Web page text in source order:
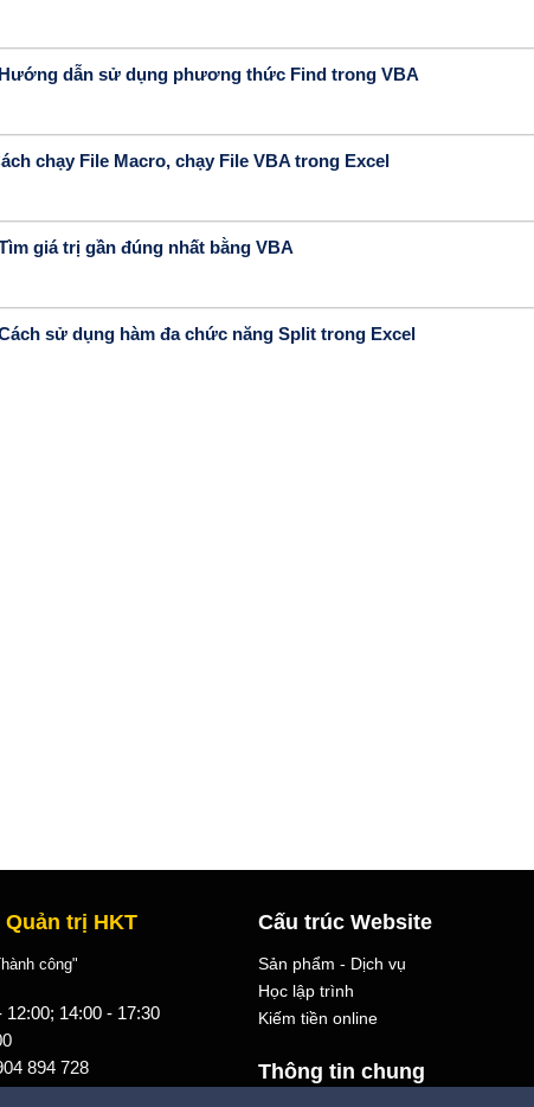
dẫn sử dụng phương thức Find trong VBA
chạy File Macro, chạy File VBA trong Excel
giá trị gần đúng nhất bằng VBA
sử dụng hàm đa chức năng Split trong Excel
trị HKT
công"
12:00; 14:00 - 17:30
894 728
Cấu trúc Website
Sản phẩm - Dịch vụ
Học lập trình
Kiếm tiền online
Thông tin chung